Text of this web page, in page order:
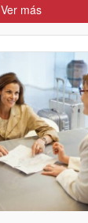
Ver más